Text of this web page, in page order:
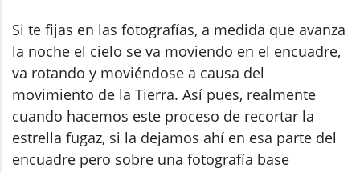
Si te fijas en las fotografías, a medida que avanza
la noche el cielo se va moviendo en el encuadre,
va rotando y moviéndose a causa del
movimiento de la Tierra. Así pues, realmente
cuando hacemos este proceso de recortar la
estrella fugaz, si la dejamos ahí en esa parte del
encuadre pero sobre una fotografía base